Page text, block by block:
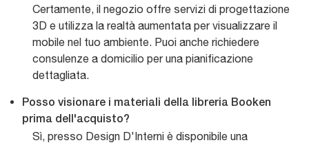
Certamente, il negozio offre servizi di progettazione
3D e utilizza la realtà aumentata per visualizzare il
mobile nel tuo ambiente. Puoi anche richiedere
consulenze a domicilio per una pianificazione
dettagliata.
Posso visionare i materiali della libreria Booken
prima dell'acquisto?
Sì, presso Design D'Interni è disponibile una